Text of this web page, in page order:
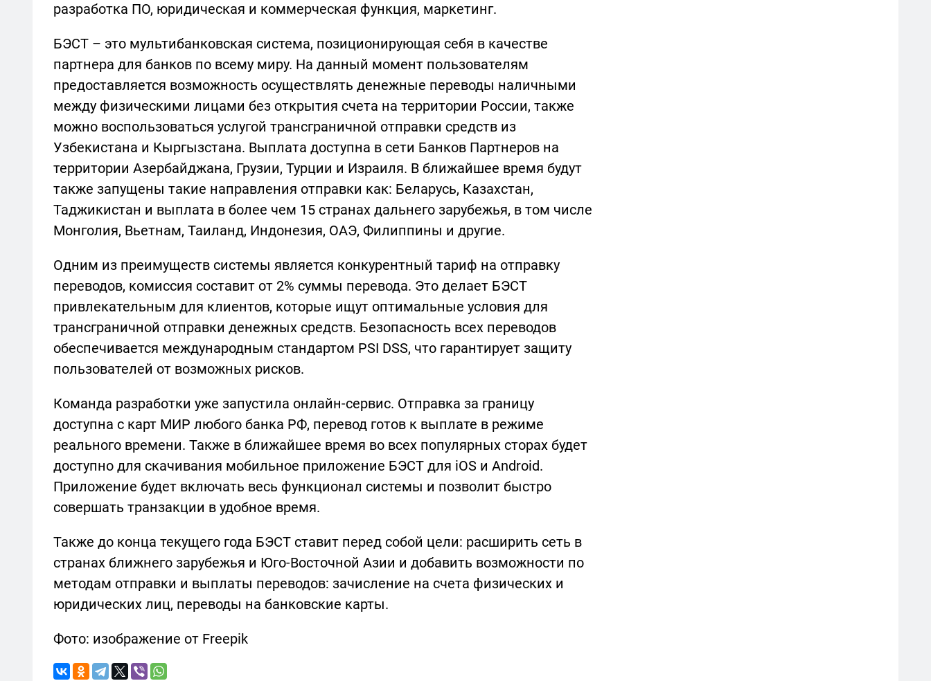
разработка ПО, юридическая и коммерческая функция, маркетинг.
БЭСТ – это мультибанковская система, позиционирующая себя в качестве
партнера для банков по всему миру. На данный момент пользователям
предоставляется возможность осуществлять денежные переводы наличными
между физическими лицами без открытия счета на территории России, также
можно воспользоваться услугой трансграничной отправки средств из
Узбекистана и Кыргызстана. Выплата доступна в сети Банков Партнеров на
территории Азербайджана, Грузии, Турции и Израиля. В ближайшее время будут
также запущены такие направления отправки как: Беларусь, Казахстан,
Таджикистан и выплата в более чем 15 странах дальнего зарубежья, в том числе
Монголия, Вьетнам, Таиланд, Индонезия, ОАЭ, Филиппины и другие.
Одним из преимуществ системы является конкурентный тариф на отправку
переводов, комиссия составит от 2% суммы перевода. Это делает БЭСТ
привлекательным для клиентов, которые ищут оптимальные условия для
трансграничной отправки денежных средств. Безопасность всех переводов
обеспечивается международным стандартом PSI DSS, что гарантирует защиту
пользователей от возможных рисков.
Команда разработки уже запустила онлайн-сервис. Отправка за границу
доступна с карт МИР любого банка РФ, перевод готов к выплате в режиме
реального времени. Также в ближайшее время во всех популярных сторах будет
доступно для скачивания мобильное приложение БЭСТ для iOS и Android.
Приложение будет включать весь функционал системы и позволит быстро
совершать транзакции в удобное время.
Также до конца текущего года БЭСТ ставит перед собой цели: расширить сеть в
странах ближнего зарубежья и Юго-Восточной Азии и добавить возможности по
методам отправки и выплаты переводов: зачисление на счета физических и
юридических лиц, переводы на банковские карты.
Фото: изображение от Freepik